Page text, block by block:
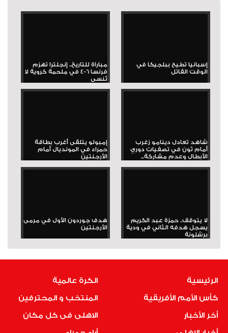
إسبانيا تطيح ببلجيكا في
الوقت القاتل
مباراة للتاريخ.. إنجلترا تهزم
فرنسا 6-4 في ملحمة كروية لا
تُنسى
شاهد تعادل دينامو زغرب
أمام ثون في تصفيات دوري
الأبطال وعدم مشاركة...
إمبولو يتلقى أغرب بطاقة
حمراء في المونديال أمام
الأرجنتين
لا يتوقف.. حمزة عبد الكريم
يسجل هدفه الثاني في ودية
برشلونة
هدف جوردون الأول في مرمى
الأرجنتين
الرئيسية
كأس الأمم الأفريقية
أخر الأخبار
الكرة عالمية
المنتخب و المحترفين
الاهلى فى كل مكان